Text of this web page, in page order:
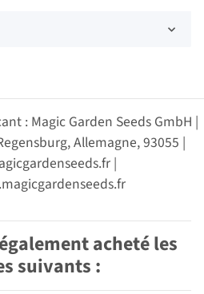
: Magic Garden Seeds GmbH |
Allemagne, 93055 |
|
acheté les
suivants :